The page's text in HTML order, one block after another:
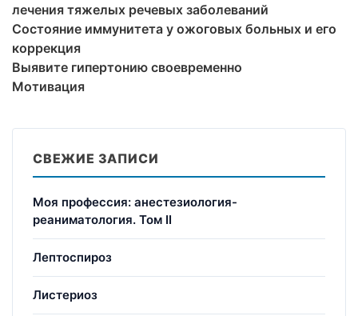
лечения тяжелых речевых заболеваний
Состояние иммунитета у ожоговых больных и его
коррекция
Выявите гипертонию своевременно
Мотивация
СВЕЖИЕ ЗАПИСИ
Моя профессия: анестезиология-
реаниматология. Том II
Лептоспироз
Листериоз